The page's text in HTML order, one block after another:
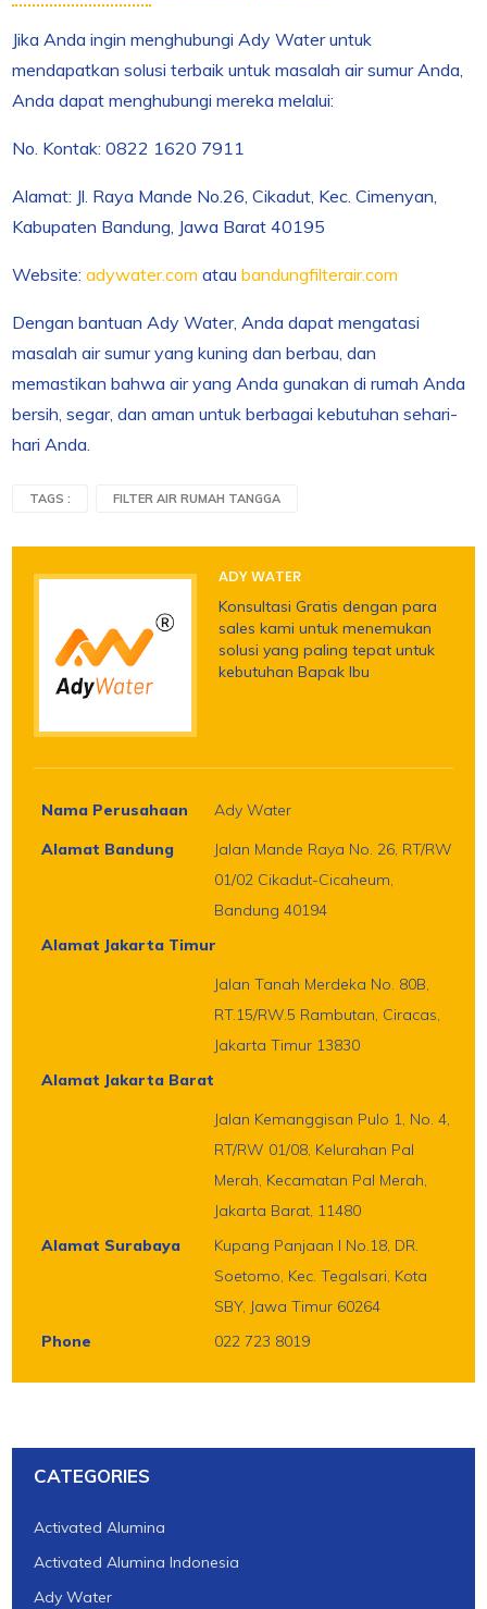
Jika Anda ingin menghubungi Ady Water untuk
mendapatkan solusi terbaik untuk masalah air sumur Anda,
Anda dapat menghubungi mereka melalui:
No. Kontak: 0822 1620 7911
Alamat: Jl. Raya Mande No.26, Cikadut, Kec. Cimenyan,
Kabupaten Bandung, Jawa Barat 40195
Website:adywater.com ataubandungfilterair.com
Dengan bantuan Ady Water, Anda dapat mengatasi
masalah air sumur yang kuning dan berbau, dan
memastikan bahwa air yang Anda gunakan di rumah Anda
bersih, segar, dan aman untuk berbagai kebutuhan sehari-
hari Anda.
TAGS : FILTER AIR RUMAH TANGGA
ADY WATER
Konsultasi Gratis dengan para
sales kami untuk menemukan
solusi yang paling tepat untuk
kebutuhan Bapak Ibu
Nama Perusahaan
Ady Water
Alamat Bandung
Jalan Mande Raya No. 26, RT/RW
01/02 Cikadut-Cicaheum,
Bandung 40194
Alamat Jakarta Timur
Jalan Tanah Merdeka No. 80B,
RT.15/RW.5 Rambutan, Ciracas,
Jakarta Timur 13830
Alamat Jakarta Barat
Jalan Kemanggisan Pulo 1, No. 4,
RT/RW 01/08, Kelurahan Pal
Merah, Kecamatan Pal Merah,
Jakarta Barat, 11480
Alamat Surabaya
Kupang Panjaan I No.18, DR.
Soetomo, Kec. Tegalsari, Kota
SBY, Jawa Timur 60264
Phone
022 723 8019
CATEGORIES
Activated Alumina
Activated Alumina Indonesia
Ady Water